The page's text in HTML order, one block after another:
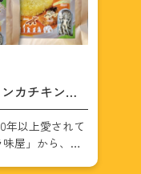
いにAmazon
いにAmazonに
スリランカ料